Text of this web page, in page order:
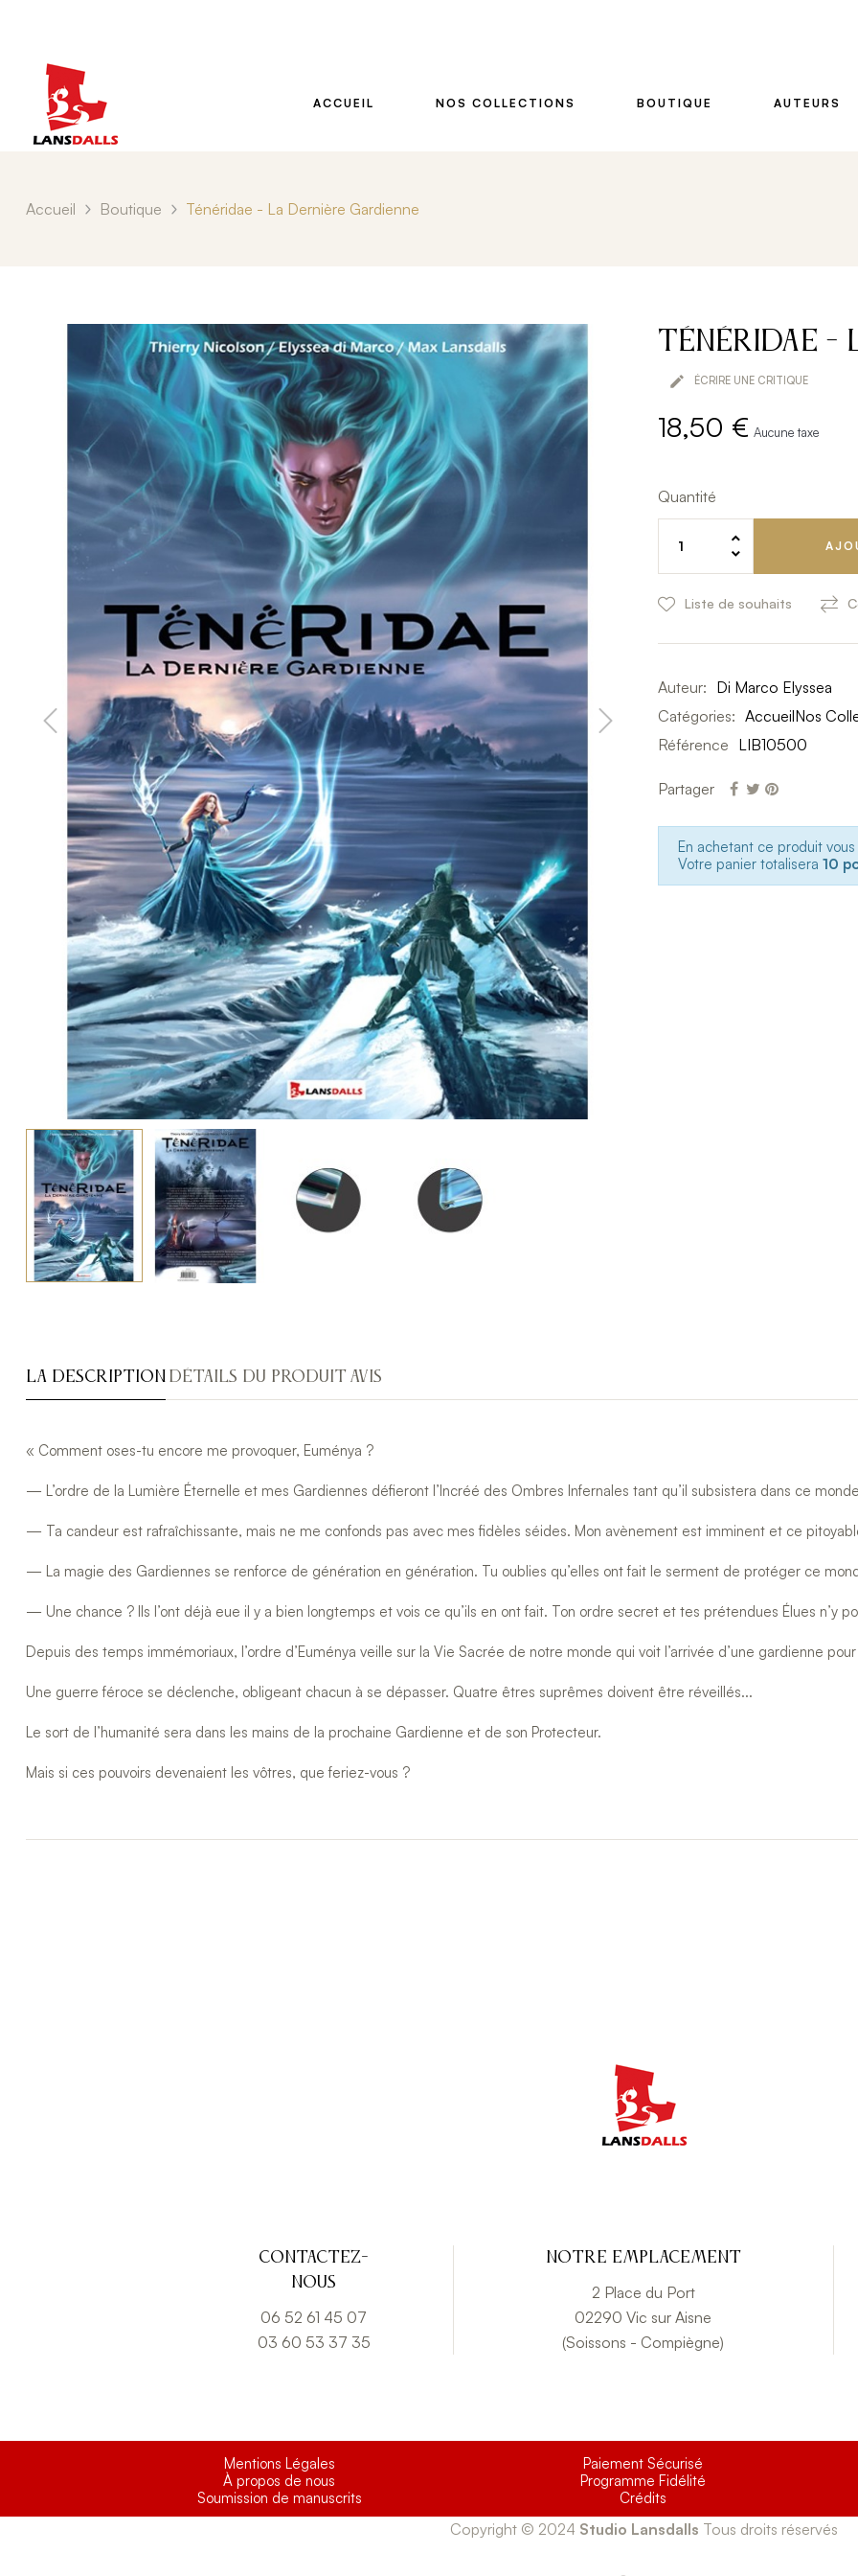
ACCUEIL NOS COLLECTIONS BOUTIQUE AUTEURS
Accueil Boutique Ténéridae - La Dernière Gardienne
Ténéridae -
 ÉCRIRE UNE CRITIQUE
18,50 € Aucune taxe
Quantité
Liste de souhaits
Auteur: Di Marco Elyssea
Catégories: AccueilNos
Référence LIB10500
Partager
En achetant ce produit
Votre panier totalisera 10
LA DESCRIPTION DÉTAILS DU PRODUIT AVIS
« Comment oses-tu encore me provoquer, Euménya ?
— L’ordre de la Lumière Éternelle et mes Gardiennes défieront l’Incréé des Ombres Infernales tant qu’il subsistera dans ce
— Ta candeur est rafraîchissante, mais ne me confonds pas avec mes fidèles séides. Mon avènement est imminent et ce
— La magie des Gardiennes se renforce de génération en génération. Tu oublies qu’elles ont fait le serment de protéger ce
— Une chance ? Ils l’ont déjà eue il y a bien longtemps et vois ce qu’ils en ont fait. Ton ordre secret et tes prétendues Élues n’y
Depuis des temps immémoriaux, l’ordre d’Euménya veille sur la Vie Sacrée de notre monde qui voit l’arrivée d’une gardienne
Une guerre féroce se déclenche, obligeant chacun à se dépasser. Quatre êtres suprêmes doivent être réveillés...
Le sort de l’humanité sera dans les mains de la prochaine Gardienne et de son Protecteur.
Mais si ces pouvoirs devenaient les vôtres, que feriez-vous ?
Contactez-
nous
06 52 61 45 07
03 60 53 37 35
Notre emplacement
2 Place du Port
02290 Vic sur Aisne
(Soissons - Compiègne)
Mentions Légales
À propos de nous
Soumission de manuscrits
Paiement Sécurisé
Programme Fidélité
Crédits
Copyright © 2024 Studio Lansdalls Tous droits réservés